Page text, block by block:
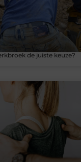
de juiste keuze?